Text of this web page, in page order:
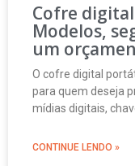
Cofre
Modelos,
um
O cofre digital
para quem deseja
mídias digitais,
CONTINUE LENDO »